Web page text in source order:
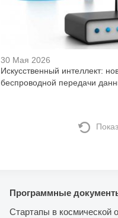
30 Мая 2026
Искусственный интеллект:
беспроводной передачи
Программные
Стартапы в космической